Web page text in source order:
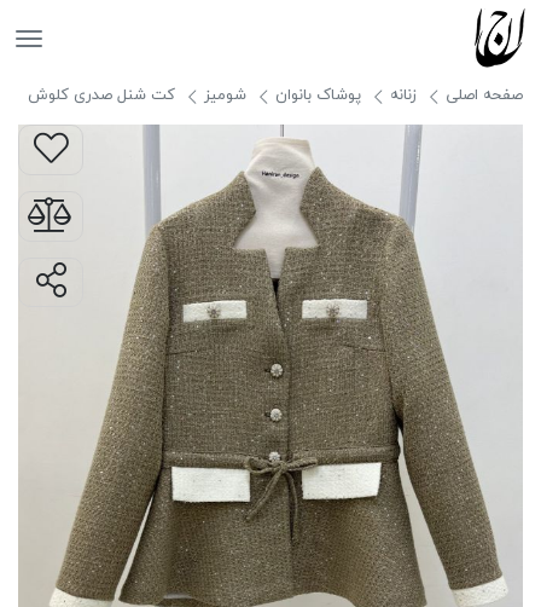
صفحه اصلی زنانه پوشاک بانوان شومیز کت شنل صدری کلوش